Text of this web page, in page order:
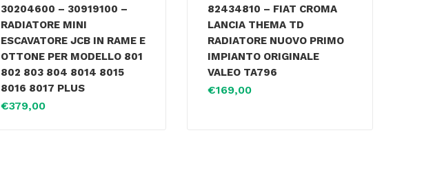
30204600 – 30919100 –
RADIATORE MINI
ESCAVATORE JCB IN RAME E
OTTONE PER MODELLO 801
802 803 804 8014 8015
8016 8017 PLUS
€379,00
82434810 – FIAT CROMA
LANCIA THEMA TD
RADIATORE NUOVO PRIMO
IMPIANTO ORIGINALE
VALEO TA796
€169,00